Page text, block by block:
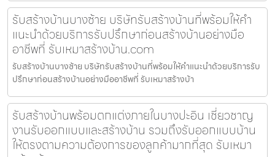
รับสร้างบ้านบางซ้าย บริษัทรับสร้างบ้านที่พร้อมให้คำ
แนะนำด้วยบริการรับปรึกษาก่อนสร้างบ้านอย่างมือ
อาชีพที่ รับเหมาสร้างบ้าน.com
รับสร้างบ้านบางซ้าย บริษัทรับสร้างบ้านที่พร้อมให้คำแนะนำด้วยบริการรับ
ปรึกษาก่อนสร้างบ้านอย่างมืออาชีพที่ รับเหมาสร้างบ้า
รับสร้างบ้านพร้อมตกแต่งภายในบางปะอิน เชี่ยวชาญ
งานรับออกแบบและสร้างบ้าน รวมถึงรับออกแบบบ้าน
ให้ตรงตามความต้องการของลูกค้ามากที่สุด รับเหมา